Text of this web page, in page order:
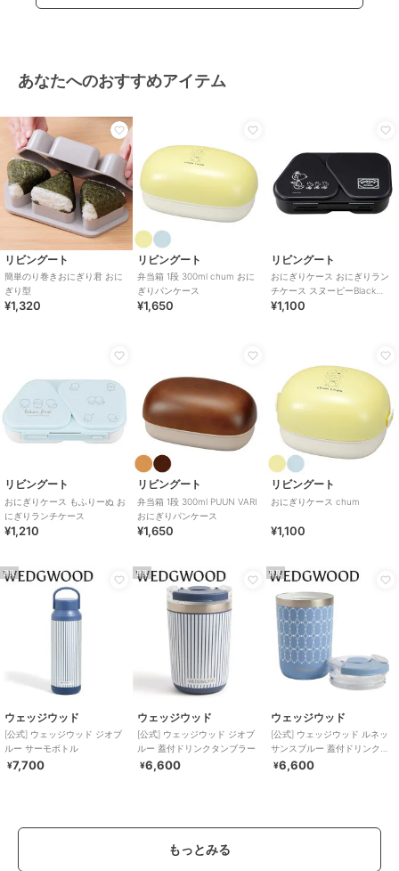
あなたへのおすすめアイテム
リビングート
簡単のり巻きおにぎり君 おに
ぎり型
¥1,320
リビングート
弁当箱 1段 300ml chum おに
ぎりパンケース
¥1,650
リビングート
おにぎりケース おにぎりラン
チケース スヌーピーBlack
465ml
¥1,100
リビングート
おにぎりケース もふりーぬ お
にぎりランチケース
¥1,210
リビングート
弁当箱 1段 300ml PUUN VARI
おにぎりパンケース
¥1,650
リビングート
おにぎりケース chum
¥1,100
PR
ウェッジウッド
[公式] ウェッジウッド ジオブ
ルー サーモボトル
¥7,700
PR
ウェッジウッド
[公式] ウェッジウッド ジオブ
ルー 蓋付ドリンクタンブラー
¥6,600
PR
ウェッジウッド
[公式] ウェッジウッド ルネッ
サンスブルー 蓋付ドリンクタ
ンブラー
¥6,600
もっとみる